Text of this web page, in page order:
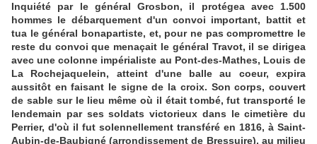
Inquiété par le général Grosbon, il protégea avec 1.500
hommes le débarquement d'un convoi important, battit et
tua le général bonapartiste, et, pour ne pas compromettre le
reste du convoi que menaçait le général Travot, il se dirigea
avec une colonne impérialiste au Pont-des-Mathes, Louis de
La Rochejaquelein, atteint d'une balle au coeur, expira
aussitôt en faisant le signe de la croix. Son corps, couvert
de sable sur le lieu même où il était tombé, fut transporté le
lendemain par ses soldats victorieux dans le cimetière du
Perrier, d'où il fut solennellement transféré en 1816, à Saint-
Aubin-de-Baubigné (arrondissement de Bressuire), au milieu